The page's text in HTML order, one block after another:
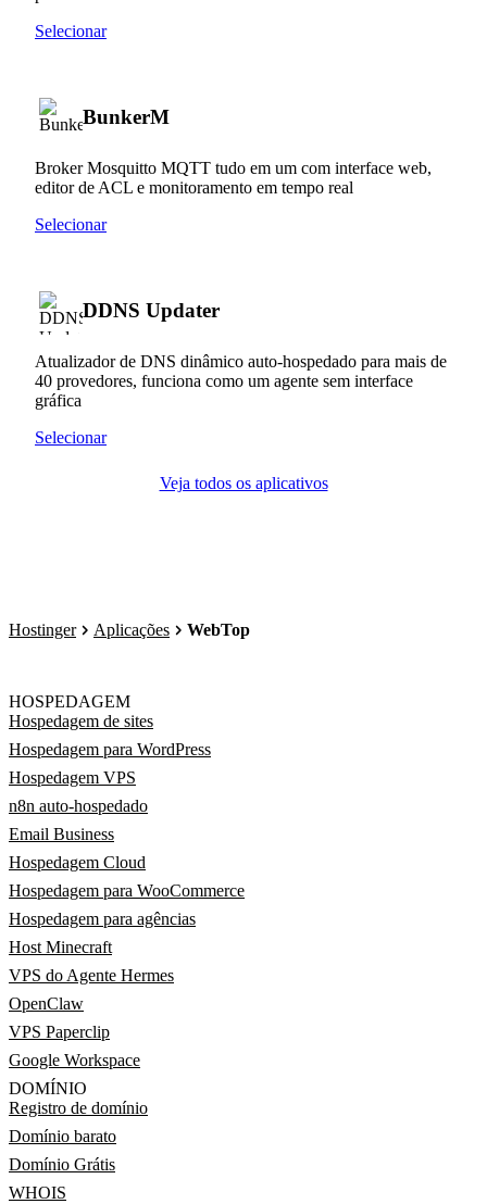
Selecionar
BunkerM
Broker Mosquitto MQTT tudo em um com interface web,
editor de ACL e monitoramento em tempo real
Selecionar
DDNS Updater
Atualizador de DNS dinâmico auto-hospedado para mais de
40 provedores, funciona como um agente sem interface
gráfica
Selecionar
Veja todos os aplicativos
Hostinger Aplicações WebTop
HOSPEDAGEM
Hospedagem de sites
Hospedagem para WordPress
Hospedagem VPS
n8n auto-hospedado
Email Business
Hospedagem Cloud
Hospedagem para WooCommerce
Hospedagem para agências
Host Minecraft
VPS do Agente Hermes
OpenClaw
VPS Paperclip
Google Workspace
DOMÍNIO
Registro de domínio
Domínio barato
Domínio Grátis
WHOIS